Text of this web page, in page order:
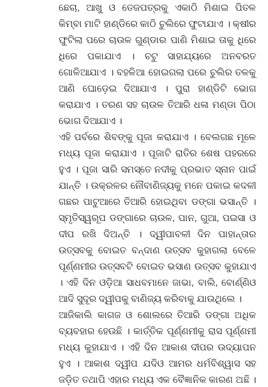
ଛେଚା, ଆଖୁ ଓ ତେଜପତ୍ରକୁ ଏକାଠି ମିଶାଇ ପିତଳ
କିମ୍ବା ମାଟି ହାଣ୍ଡିରେ କାଠି ଚୁଲିରେ ଫୁଟାଯାଏ । କ୍ଷୀର
ଫୁଟିଲା ପରେ ଚାଉଳ ଗୁଣ୍ଡାର ପାଣି ମିଶାଇ ତାକୁ ଧିରେ
ଧିରେ ପକାଯାଏ । ଚଟୁ ସାହାଯ୍ୟରେ ଅନବରତ
ଗୋଳିଆଯାଏ । ବହଳିଆ ହୋଇଗଲା ପରେ ଚୁଲିର ତଳକୁ
ଆଣି ଘୋଡ଼େଇ ଦିଆଯାଏ । ପୁରା ହାଣ୍ଡିଟି ଭୋଗ
କରାଯାଏ । ତରଣ ସହ ଚାଉଳ ତିଆରି ଧଳା ମଣ୍ଡା ପିଠା
ଭୋଗ ଦିଆଯାଏ ।
ଏହି ପର୍ବରେ ଶିବଙ୍କୁ ପୂଜା କରାଯାଏ । ବେଲଗଛ ମୂଳେ
ମଧ୍ୟ ପୂଜା କରାଯାଏ । ପୂଜାଟି ରାତିର ଶେଷ ପହରରେ
ହୁଏ । ପୂଜା ସାରି ସମସ୍ତେ ନଦୀକୁ ପ୍ରଭାତ ସ୍ନାନ ପାଇଁ
ଯାନ୍ତି । ଉକ୍ରଳର ନୌବାଣିଜ୍ୟକୁ ମନେ ପକାଇ କଦଳୀ
ଗଛର ପାଟୁଆରେ ତିଆରି ହୋଇଥିବା ଡଙ୍ଗା ଭସାନ୍ତି ।
ସ୍ମୃତିସ୍ୱରୂପ ଡଙ୍ଗାରେ ଚାଉଳ, ପାନ, ଗୁଆ, ପଇସା ଓ
ଦୀପ ରଖି ଦିଅନ୍ତି । ଦ୍ୱୀପାବଳୀ ଦିନ ପାହାନ୍ତାର
ଉତ୍ସବକୁ ବୋଇତ ବନ୍ଦାଣ ଉତ୍ସବ କୁହାଗଲା ବେଳେ
ପୂର୍ଣ୍ଣମୀର ଉତ୍ସବଟି ବୋଇତ ଭସାଣ ଉତ୍ସବ କୁହାଯାଏ
। ଏହି ଦିନ ଓଡ଼ିଆ ସାଧବମାନେ ଜାଭା, ବାଲି, ବୋର୍ଣ୍ଣିଓ
ଆଦି ସୁଦୂର ଦ୍ୱୀପକୁ ବାଣିଜ୍ୟ କରିବାକୁ ଯାଉଥିଲେ ।
ଆଜିକାଲି କାଗଜ ଓ ଶୋଲରେ ତିଆରି ଡଙ୍ଗା ଅଧିକ
ବ୍ୟବହାର ହେଉଛି । କାର୍ତ୍ତିକ ପୂର୍ଣ୍ଣମୀକୁ ରାସ ପୂର୍ଣ୍ଣମୀ
ମଧ୍ୟ କୁହାଯାଏ । ଏହି ଦିନ ଆକାଶ ଦୀପର ଉଦ୍ୟାପନ
ହୁଏ । ଆକାଶ ଦ୍ୱୀପ ଯଦିଓ ଆମର ଧର୍ମବିଶ୍ୱାସ ସହ
ଜଡ଼ିତ ତଥାପି ଏହାର ମଧ୍ୟ ଏକ ବୈଜ୍ଞାନିକ କାରଣ ଅଛି ।